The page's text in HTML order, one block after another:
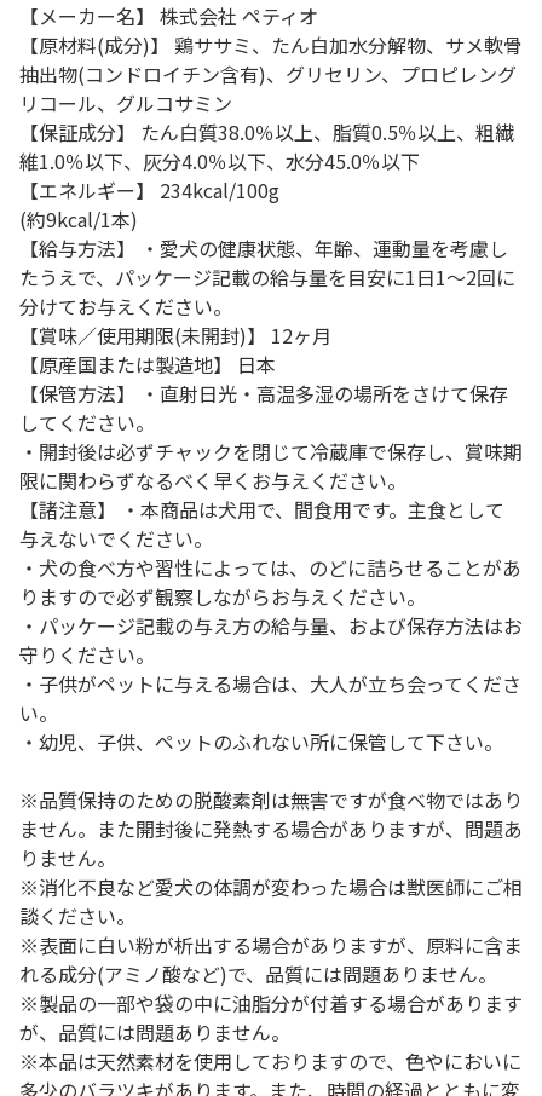
【メーカー名】 株式会社 ペティオ
【原材料(成分)】 鶏ササミ、たん白加水分解物、サメ軟骨
抽出物(コンドロイチン含有)、グリセリン、プロピレング
リコール、グルコサミン
【保証成分】 たん白質38.0％以上、脂質0.5％以上、粗繊
維1.0％以下、灰分4.0％以下、水分45.0％以下
【エネルギー】 234kcal/100g
(約9kcal/1本)
【給与方法】 ・愛犬の健康状態、年齢、運動量を考慮し
たうえで、パッケージ記載の給与量を目安に1日1～2回に
分けてお与えください。
【賞味／使用期限(未開封)】 12ヶ月
【原産国または製造地】 日本
【保管方法】 ・直射日光・高温多湿の場所をさけて保存
してください。
・開封後は必ずチャックを閉じて冷蔵庫で保存し、賞味期
限に関わらずなるべく早くお与えください。
【諸注意】 ・本商品は犬用で、間食用です。主食として
与えないでください。
・犬の食べ方や習性によっては、のどに詰らせることがあ
りますので必ず観察しながらお与えください。
・パッケージ記載の与え方の給与量、および保存方法はお
守りください。
・子供がペットに与える場合は、大人が立ち会ってくださ
い。
・幼児、子供、ペットのふれない所に保管して下さい。
※品質保持のための脱酸素剤は無害ですが食べ物ではあり
ません。また開封後に発熱する場合がありますが、問題あ
りません。
※消化不良など愛犬の体調が変わった場合は獣医師にご相
談ください。
※表面に白い粉が析出する場合がありますが、原料に含ま
れる成分(アミノ酸など)で、品質には問題ありません。
※製品の一部や袋の中に油脂分が付着する場合があります
が、品質には問題ありません。
※本品は天然素材を使用しておりますので、色やにおいに
多少のバラツキがあります。また、時間の経過とともに変